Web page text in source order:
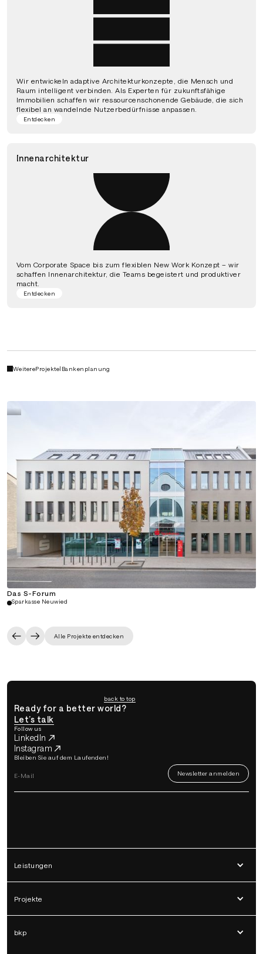
Wir entwickeln adaptive Architekturkonzepte, die Mensch und
Raum intelligent verbinden. Als Experten für zukunftsfähige
Immobilien schaffen wir ressourcenschonende Gebäude, die sich
flexibel an wandelnde Nutzerbedürfnisse anpassen.
Entdecken
Innenarchitektur
Vom Corporate Space bis zum flexiblen New Work Konzept – wir
schaffen Innenarchitektur, die Teams begeistert und produktiver
macht.
Entdecken
WeitereProjekte| Bankenplanung
Das S-Forum
Sparkasse Neuwied
Alle Projekte entdecken
back to top
Ready for a better world?
Let’s talk
Follow us
LinkedIn
Instagram
Bleiben Sie auf dem Laufenden!
Leistungen
Projekte
bkp